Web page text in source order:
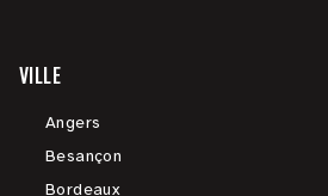
VILLE
Angers
Besançon
Bordeaux